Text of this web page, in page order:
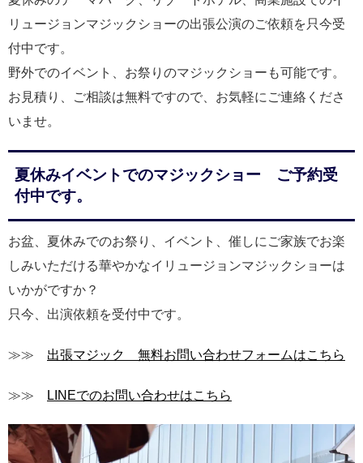
リュージョンマジックショーの出張公演のご依頼を只今受
付中です。
野外でのイベント、お祭りのマジックショーも可能です。
お見積り、ご相談は無料ですので、お気軽にご連絡くださ
いませ。
夏休みイベントでのマジックショー ご予約受
付中です。
お盆、夏休みでのお祭り、イベント、催しにご家族でお楽
しみいただける華やかなイリュージョンマジックショーは
いかがですか？
只今、出演依頼を受付中です。
≫≫ 出張マジック 無料お問い合わせフォームはこちら
≫≫ LINEでのお問い合わせはこちら